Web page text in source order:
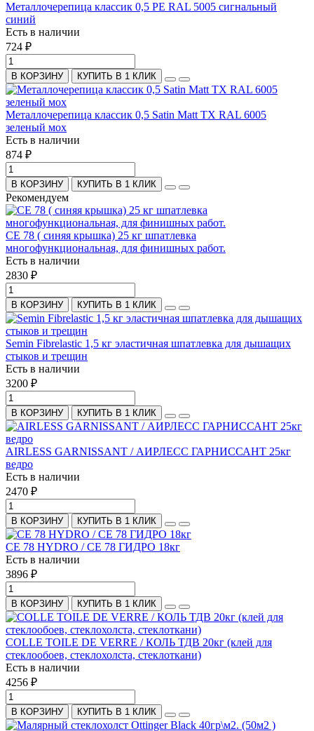
Металлочерепица классик 0,5 PE RAL 5005 сигнальный
синий
Есть в наличии
724 ₽
В КОРЗИНУ КУПИТЬ В 1 КЛИК
Металлочерепица классик 0,5 Satin Matt TX RAL 6005
зеленый мох
Есть в наличии
874 ₽
В КОРЗИНУ КУПИТЬ В 1 КЛИК
Рекомендуем
СЕ 78 ( синяя крышка) 25 кг шпатлевка
многофункциональная, для финишных работ.
Есть в наличии
2830 ₽
В КОРЗИНУ КУПИТЬ В 1 КЛИК
Semin Fibrelastic 1,5 кг эластичная шпатлевка для дышащих
стыков и трещин
Есть в наличии
3200 ₽
В КОРЗИНУ КУПИТЬ В 1 КЛИК
AIRLESS GARNISSANT / АИРЛЕСС ГАРНИССАНТ 25кг
ведро
Есть в наличии
2470 ₽
В КОРЗИНУ КУПИТЬ В 1 КЛИК
CE 78 HYDRO / CE 78 ГИДРО 18кг
Есть в наличии
3896 ₽
В КОРЗИНУ КУПИТЬ В 1 КЛИК
COLLE TOILE DE VERRE / КОЛЬ ТДВ 20кг (клей для
стеклообоев, стеклохолста, стеклоткани)
Есть в наличии
4256 ₽
В КОРЗИНУ КУПИТЬ В 1 КЛИК